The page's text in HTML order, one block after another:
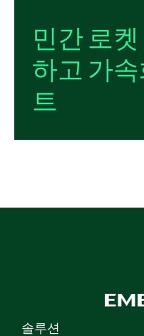
민간 로
하고 가
트
솔루션